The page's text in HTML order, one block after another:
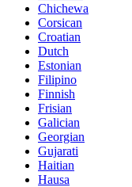
Chichewa
Corsican
Croatian
Dutch
Estonian
Filipino
Finnish
Frisian
Galician
Georgian
Gujarati
Haitian
Hausa